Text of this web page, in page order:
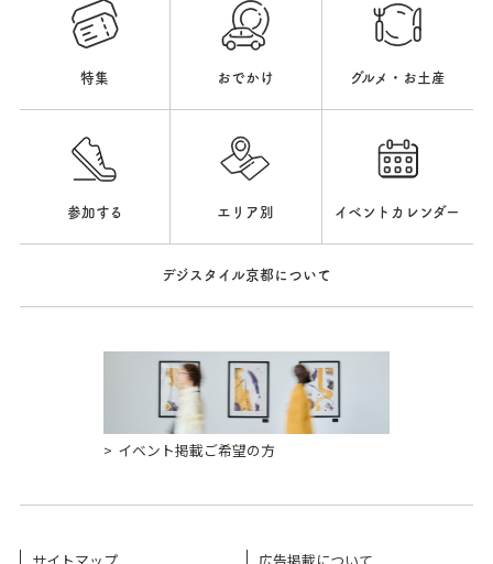
特集 おでかけ グルメ・お土産
参加する エリア別 イベントカレンダー
デジスタイル京都について
イベント掲載ご希望の方
サイトマップ 広告掲載について